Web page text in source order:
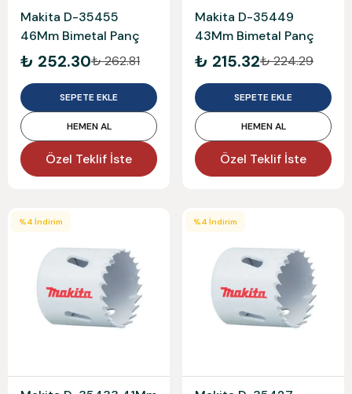
Makita D-35455
46Mm Bimetal Panç
₺ 252.30₺ 262.81
SEPETE EKLE
HEMEN AL
Özel Teklif İste
Makita D-35449
43Mm Bimetal Panç
₺ 215.32₺ 224.29
SEPETE EKLE
HEMEN AL
Özel Teklif İste
%4 İndirim %4 İndirim